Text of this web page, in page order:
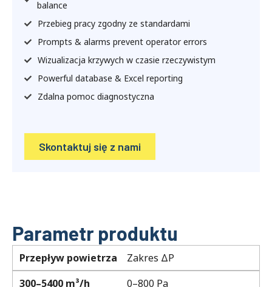
balance
Przebieg pracy zgodny ze standardami
Prompts & alarms prevent operator errors
Wizualizacja krzywych w czasie rzeczywistym
Powerful database & Excel reporting
Zdalna pomoc diagnostyczna
Skontaktuj się z nami
Parametr produktu
Przepływ powietrza
Zakres ΔP
300–5400 m³/h
0–800 Pa